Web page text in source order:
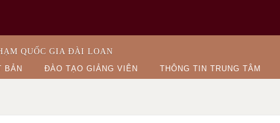
QUỐC GIA ĐÀI LOAN
BẢN ĐÀO TẠO GIẢNG VIÊN THÔNG TIN TRUNG TÂM